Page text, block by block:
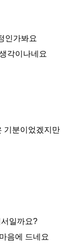
인가봐요
각이나네요
기분이었겠지만
일까요?
음에 드네요